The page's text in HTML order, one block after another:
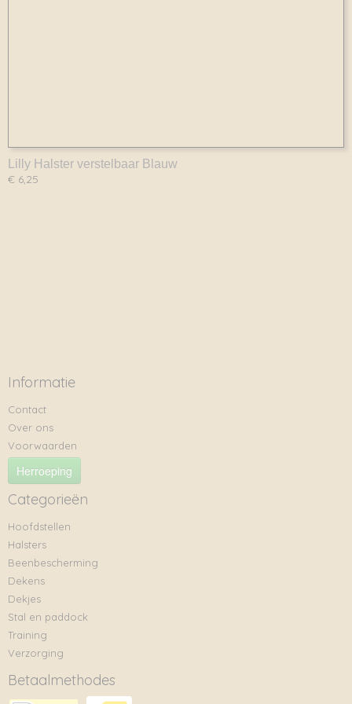
Lilly Halster verstelbaar Blauw
€ 6,25
Informatie
Contact
Over ons
Voorwaarden
Herroeping
Categorieën
Hoofdstellen
Halsters
Beenbescherming
Dekens
Dekjes
Stal en paddock
Training
Verzorging
Betaalmethodes